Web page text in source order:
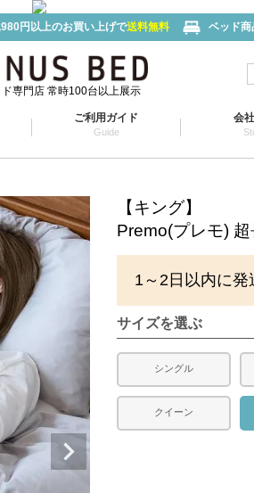
円以上のお買い上げで送料無料 ベッド商
専門店 常時100台以上展示
ご利用ガイド
Guide
会
【キング】
Premo(プレモ)
1～2日以内に発
サイズを選ぶ
シングル
クイーン